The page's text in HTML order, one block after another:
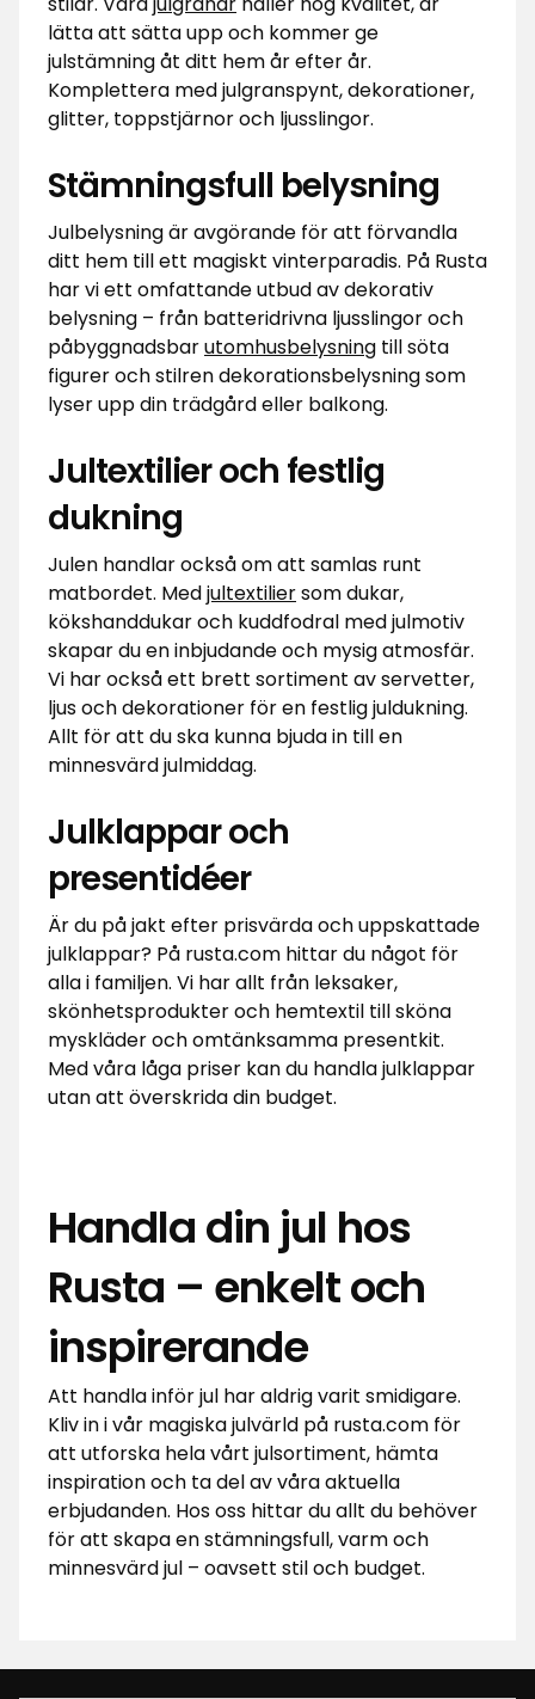
lätta att sätta upp och kommer ge
julstämning åt ditt hem år efter år.
Komplettera med julgranspynt, dekorationer,
glitter, toppstjärnor och ljusslingor.
Stämningsfull belysning
Julbelysning är avgörande för att förvandla
ditt hem till ett magiskt vinterparadis. På Rusta
har vi ett omfattande utbud av dekorativ
belysning – från batteridrivna ljusslingor och
påbyggnadsbarutomhusbelysning till söta
figurer och stilren dekorationsbelysning som
lyser upp din trädgård eller balkong.
Jultextilier och festlig
dukning
Julen handlar också om att samlas runt
matbordet. Medjultextiliersom dukar,
kökshanddukar och kuddfodral med julmotiv
skapar du en inbjudande och mysig atmosfär.
Vi har också ett brett sortiment av servetter,
ljus och dekorationer för en festlig juldukning.
Allt för att du ska kunna bjuda in till en
minnesvärd julmiddag.
Julklappar och
presentidéer
Är du på jakt efter prisvärda och uppskattade
julklappar? På rusta.com hittar du något för
alla i familjen. Vi har allt från leksaker,
skönhetsprodukter och hemtextil till sköna
myskläder och omtänksamma presentkit.
Med våra låga priser kan du handla julklappar
utan att överskrida din budget.
Handla din jul hos
Rusta – enkelt och
inspirerande
Att handla inför jul har aldrig varit smidigare.
Kliv in i vår magiska julvärld på rusta.com för
att utforska hela vårt julsortiment, hämta
inspiration och ta del av våra aktuella
erbjudanden. Hos oss hittar du allt du behöver
för att skapa en stämningsfull, varm och
minnesvärd jul – oavsett stil och budget.